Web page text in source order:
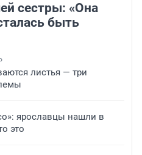
сестры: «Она
быть
листья — три
ярославцы нашли в
это